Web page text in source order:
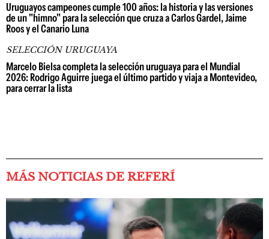
Uruguayos campeones cumple 100 años: la historia y las versiones
de un "himno" para la selección que cruza a Carlos Gardel, Jaime
Roos y el Canario Luna
SELECCIÓN URUGUAYA
Marcelo Bielsa completa la selección uruguaya para el Mundial
2026: Rodrigo Aguirre juega el último partido y viaja a Montevideo,
para cerrar la lista
MÁS NOTICIAS DE REFERÍ